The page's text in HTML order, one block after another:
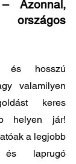
Azonnal,
és hosszú
valamilyen
keres
helyen jár!
a legjobb
és laprugó